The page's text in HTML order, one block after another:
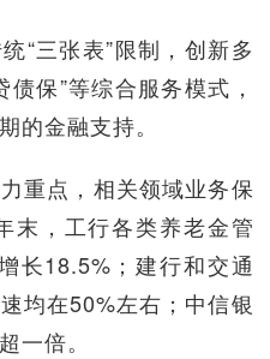
三张表”限制，创新多
保”等综合服务模式，
的金融支持。
点，相关领域业务保
末，工行各类养老金管
长18.5%；建行和交通
均在50%左右；中信银
一倍。